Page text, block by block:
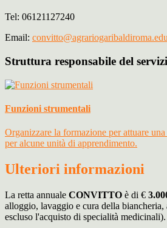
Tel: 06121127240
Email:
Struttura responsabile del
Funzioni strumentali
Organizzare la formazione per attuare
per alcune unità di apprendimento.
Ulteriori informazioni
La retta annuale CONVITTO è di €
alloggio, lavaggio e cura della biancheria,
escluso l'acquisto di specialità medicinali).